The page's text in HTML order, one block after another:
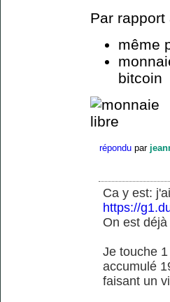
Par rapport
même
bitcoin
répondu par
Ca y est:
https://
On est déjà
Je touche
accumulé
faisant un